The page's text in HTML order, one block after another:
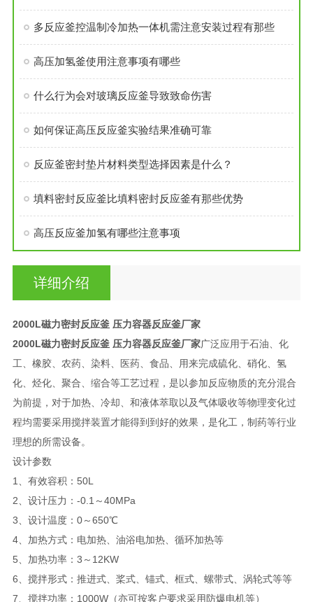
多反应釜控温制冷加热一体机需注意安装过程有那些
高压加氢釜使用注意事项有哪些
什么行为会对玻璃反应釜导致致命伤害
如何保证高压反应釜实验结果准确可靠
反应釜密封垫片材料类型选择因素是什么？
填料密封反应釜比填料密封反应釜有那些优势
高压反应釜加氢有哪些注意事项
详细介绍
2000L磁力密封反应釜 压力容器反应釜厂家
2000L磁力密封反应釜 压力容器反应釜厂家广泛应用于石油、化
工、橡胶、农药、染料、医药、食品、用来完成硫化、硝化、氢
化、烃化、聚合、缩合等工艺过程，是以参加反应物质的充分混合
为前提，对于加热、冷却、和液体萃取以及气体吸收等物理变化过
程均需要采用搅拌装置才能得到到好的效果，是化工，制药等行业
理想的所需设备。
设计参数
1、有效容积：50L
2、设计压力：-0.1～40MPa
3、设计温度：0～650℃
4、加热方式：电加热、油浴电加热、循环加热等
5、加热功率：3～12KW
6、搅拌形式：推进式、桨式、锚式、框式、螺带式、涡轮式等等
7、搅拌功率：1000W（亦可按客户要求采用防爆电机等）